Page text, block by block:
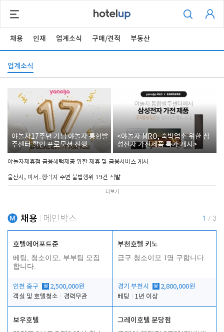
채용 인재 업계소식 구매/견적 부동산
업계소식
야놀자17주년 기념 야놀자 통합발
주센터 할인 프로모션 진행
<야놀자 MRO, 숙박업소 위한 삼
성전자 가전제품 특가 개시>
야놀자제휴점 금융혜택제공 위한 제휴 및 금융서비스 게시
울산시, 피서․행락지 주변 불법행위 19건 적발
더보기
채용 메인박스 1 / 3
호텔에어포트준
베팅, 청소이모, 부부팀 모집
합니다.
인천 중구 월 2,500,000원
객실 및 호텔청소
경력무관
부천호텔 키노
급구 청소이모 1명 구합니다.
경기 부천시 월 2,800,000원
베팅
1년 이상
보우호텔 그레이호텔 분당점